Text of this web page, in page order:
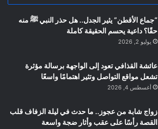
“جماع الأقطن” يثير الجدل.. هل حذر النبي ﷺ منه
حقًا؟ داعية يحسم الحقيقة كاملة
يوليو 2, 2026
عائشة القذافي تعود إلى الواجهة برسالة مؤثرة
تشعل مواقع التواصل وتثير اهتمامًا واسعًا
أغسطس 4, 2026
زواج شابة من عجوز.. ما حدث في ليلة الزفاف قلب
القصة رأسًا على عقب وأثار ضجة واسعة